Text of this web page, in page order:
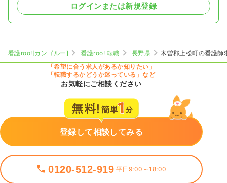
ログインまたは新規登録
看護roo![カンゴルー] 看護roo! 転職 長野県
木曽郡上松町の看護師
「希望に合う求人があるか知りたい」
「転職するかどうか迷っている」など
お気軽にご相談ください
登録して相談してみる
0120-512-919 平日9:00～18:00